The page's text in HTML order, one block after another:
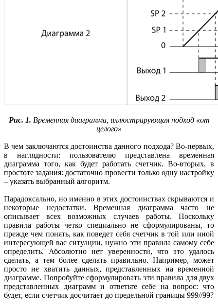
Рис. 1. Временная диаграмма, иллюстрирующая подход «от
целого»
В чем заключаются достоинства данного подхода? Во‑первых,
в наглядности: пользователю представлена временная
диаграмма того, как будет работать счетчик. Во‑вторых, в
простоте задания: достаточно провести только одну настройку
– указать выбранный алгоритм.
Парадоксально, но именно в этих достоинствах скрываются и
некоторые недостатки. Временная диаграмма часто не
описывает всех возможных случаев работы. Поскольку
правила работы четко специально не сформулированы, то
прежде чем понять, как поведет себя счетчик в той или иной
интересующей вас ситуации, нужно эти правила самому себе
определить. Абсолютно нет уверенности, что это удалось
сделать, а тем более сделать правильно. Например, может
просто не хватить данных, представленных на временной
диаграмме. Попробуйте сформулировать эти правила для двух
представленных диаграмм и ответьте себе на вопрос: что
будет, если счетчик досчитает до предельной границы 999//99?